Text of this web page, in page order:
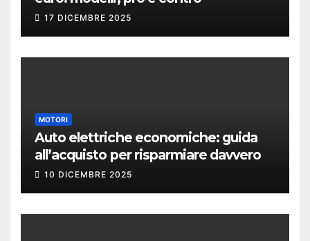
17 DICEMBRE 2025
MOTORI
Auto elettriche economiche: guida
all’acquisto per risparmiare davvero
10 DICEMBRE 2025